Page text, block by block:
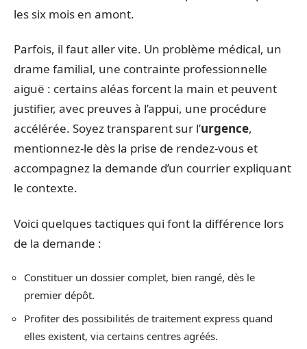
les six mois en amont.
Parfois, il faut aller vite. Un problème médical, un
drame familial, une contrainte professionnelle
aiguë : certains aléas forcent la main et peuvent
justifier, avec preuves à l’appui, une procédure
accélérée. Soyez transparent sur l’urgence,
mentionnez-le dès la prise de rendez-vous et
accompagnez la demande d’un courrier expliquant
le contexte.
Voici quelques tactiques qui font la différence lors
de la demande :
Constituer un dossier complet, bien rangé, dès le
premier dépôt.
Profiter des possibilités de traitement express quand
elles existent, via certains centres agréés.